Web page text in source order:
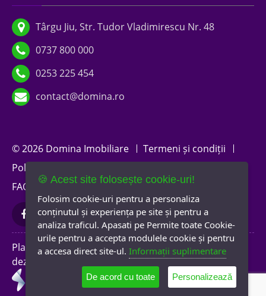
Târgu Jiu, Str. Tudor Vladimirescu Nr. 48
0737 800 000
0253 225 454
contact@domina.ro
© 2026 Domina Imobiliare
Termeni și condiții
Politica de confidențialitate
FAQ
A.N.P.C. Newsletter
Platformă software
dezvoltată de
0737 800 000
🍪 Acest site folosește cookie-uri!
Folosim cookie-uri pentru a personaliza
conținutul și experiența pe site și pentru a
analiza traficul. Apasati pe Permite toate Cookie-
urile pentru a accepta modulele cookie și pentru
a accesa direct site-ul. Informații suplimentare
De acord cu toate Personalizează